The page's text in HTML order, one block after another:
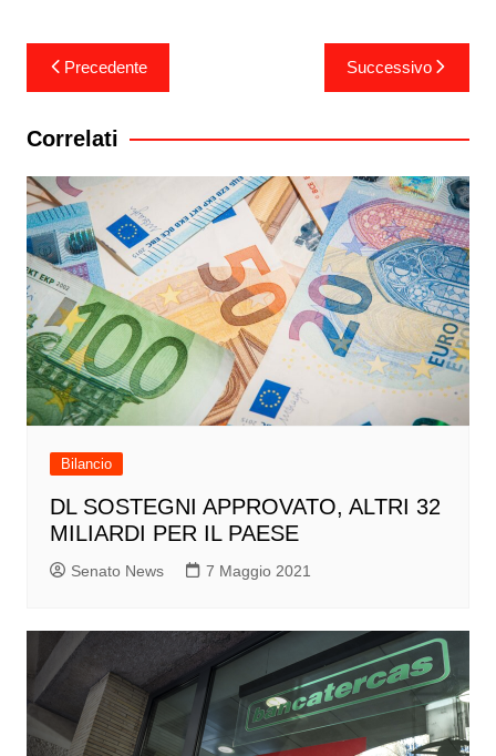
Navigazione
articoli
Precedente Successivo
Correlati
Bilancio
DL SOSTEGNI APPROVATO, ALTRI 32
MILIARDI PER IL PAESE
Senato News 7 Maggio 2021